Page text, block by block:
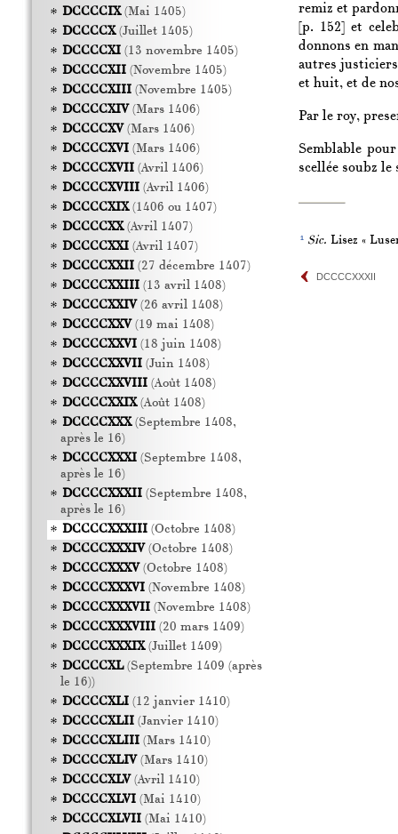
remiz et
[p. 152]
et
donnons en
autres
et huit, et de
Par le roy,
Semblable
scellée soubz le
1 Sic. Lisez «
DCCCCXXXII
DCCCCIX(Mai 1405)
DCCCCX(Juillet 1405)
DCCCCXI(13 novembre 1405)
DCCCCXII(Novembre 1405)
DCCCCXIII(Novembre 1405)
DCCCCXIV(Mars 1406)
DCCCCXV(Mars 1406)
DCCCCXVI(Mars 1406)
DCCCCXVII(Avril 1406)
DCCCCXVIII(Avril 1406)
DCCCCXIX(1406 ou 1407)
DCCCCXX(Avril 1407)
DCCCCXXI(Avril 1407)
DCCCCXXII(27 décembre 1407)
DCCCCXXIII(13 avril 1408)
DCCCCXXIV(26 avril 1408)
DCCCCXXV(19 mai 1408)
DCCCCXXVI(18 juin 1408)
DCCCCXXVII(Juin 1408)
DCCCCXXVIII(Août 1408)
DCCCCXXIX(Août 1408)
DCCCCXXX(Septembre 1408,
après le 16)
DCCCCXXXI(Septembre 1408,
après le 16)
DCCCCXXXII(Septembre 1408,
après le 16)
DCCCCXXXIII(Octobre 1408)
DCCCCXXXIV(Octobre 1408)
DCCCCXXXV(Octobre 1408)
DCCCCXXXVI(Novembre 1408)
DCCCCXXXVII(Novembre 1408)
DCCCCXXXVIII(20 mars 1409)
DCCCCXXXIX(Juillet 1409)
DCCCCXL(Septembre 1409 (après
le 16))
DCCCCXLI(12 janvier 1410)
DCCCCXLII(Janvier 1410)
DCCCCXLIII(Mars 1410)
DCCCCXLIV(Mars 1410)
DCCCCXLV(Avril 1410)
DCCCCXLVI(Mai 1410)
DCCCCXLVII(Mai 1410)